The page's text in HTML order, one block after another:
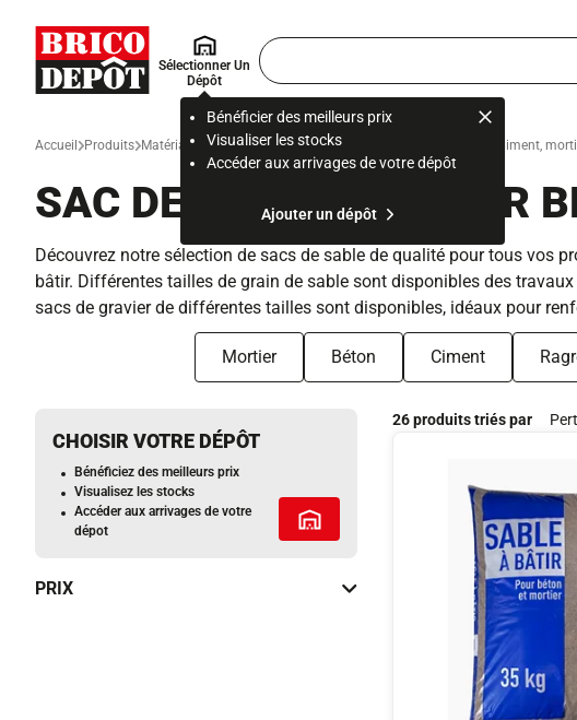
Accueil Brico Dépôt
Sélectionner Un
Dépôt
Bénéficier des meilleurs prix
Visualiser les stocks
Accéder aux arrivages de votre dépôt
Ajouter un dépôt
Rechercher
un
ou
une
page
Accueil Produits Matériau et gros œuvre Gros œuvre et évacuation des eaux Ciment,
SAC DE SABLE, GRAVIER
Découvrez notre sélection de sacs de sable de qualité pour tous vos
bâtir. Différentes tailles de grain de sable sont disponibles des
sacs de gravier de différentes tailles sont disponibles, idéaux pour
Mortier Béton Ciment
CHOISIR VOTRE DÉPÔT
Bénéficiez des meilleurs prix
Visualisez les stocks
Accéder aux arrivages de votre
dépot
Tous les services
PRIX
26 produits triés par